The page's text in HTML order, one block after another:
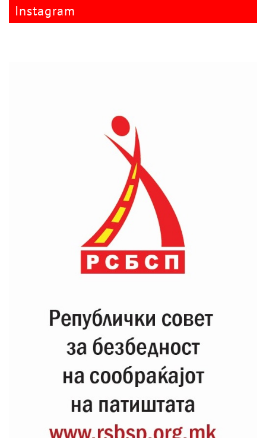
Instagram